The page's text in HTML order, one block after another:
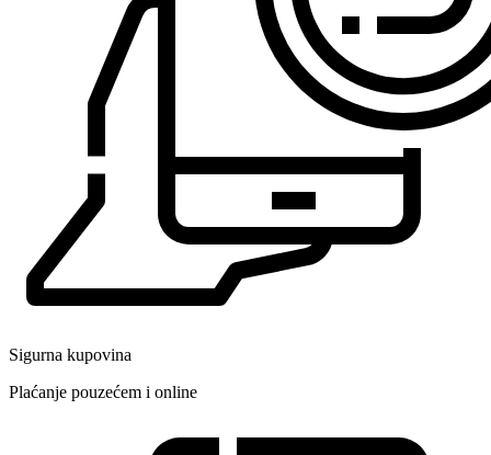
Sigurna kupovina
Plaćanje pouzećem i online